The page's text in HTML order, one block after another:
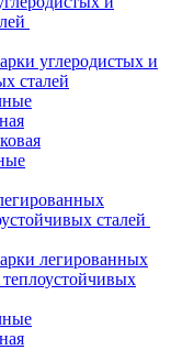
углеродистых и
сталей
сталей
легированных